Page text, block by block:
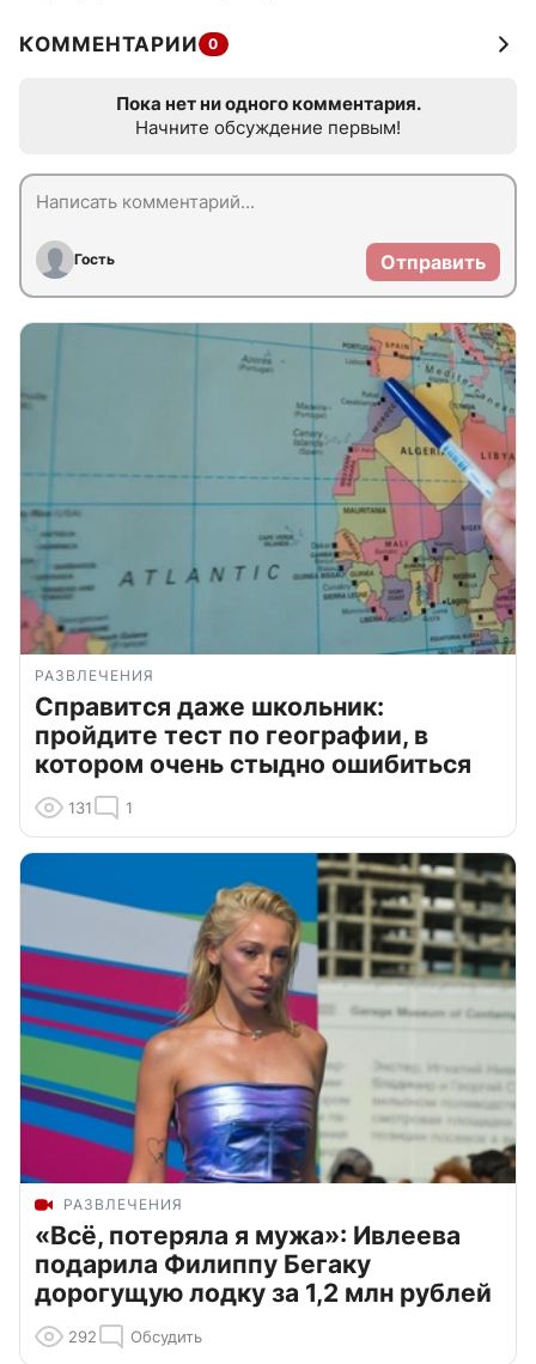
КОММЕНТАРИИ 0
Пока нет ни одного комментария.
Начните обсуждение первым!
Гость Отправить
РАЗВЛЕЧЕНИЯ
Справится даже школьник:
пройдите тест по географии, в
котором очень стыдно ошибиться
131 1
РАЗВЛЕЧЕНИЯ
«Всё, потеряла я мужа»: Ивлеева
подарила Филиппу Бегаку
дорогущую лодку за 1,2 млн рублей
292 Обсудить